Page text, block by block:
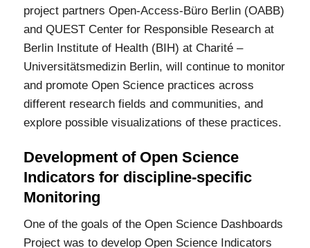
project partners Open-Access-Büro Berlin (OABB)
and QUEST Center for Responsible Research at
Berlin Institute of Health (BIH) at Charité –
Universitätsmedizin Berlin, will continue to monitor
and promote Open Science practices across
different research fields and communities, and
explore possible visualizations of these practices.
Development of Open Science
Indicators for discipline-specific
Monitoring
One of the goals of the Open Science Dashboards
Project was to develop Open Science Indicators